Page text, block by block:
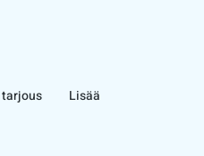
tarjous Lisää